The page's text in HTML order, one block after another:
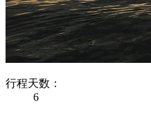
行程天数：
6